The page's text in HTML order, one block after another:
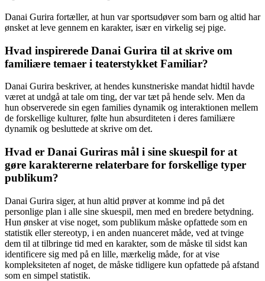
Danai Gurira fortæller, at hun var sportsudøver som barn og altid har
ønsket at leve gennem en karakter, især en virkelig sej pige.
Hvad inspirerede Danai Gurira til at skrive om
familiære temaer i teaterstykket Familiar?
Danai Gurira beskriver, at hendes kunstneriske mandat hidtil havde
været at undgå at tale om ting, der var tæt på hende selv. Men da
hun observerede sin egen families dynamik og interaktionen mellem
de forskellige kulturer, følte hun absurditeten i deres familiære
dynamik og besluttede at skrive om det.
Hvad er Danai Guriras mål i sine skuespil for at
gøre karaktererne relaterbare for forskellige typer
publikum?
Danai Gurira siger, at hun altid prøver at komme ind på det
personlige plan i alle sine skuespil, men med en bredere betydning.
Hun ønsker at vise noget, som publikum måske opfattede som en
statistik eller stereotyp, i en anden nuanceret måde, ved at tvinge
dem til at tilbringe tid med en karakter, som de måske til sidst kan
identificere sig med på en lille, mærkelig måde, for at vise
kompleksiteten af noget, de måske tidligere kun opfattede på afstand
som en simpel statistik.